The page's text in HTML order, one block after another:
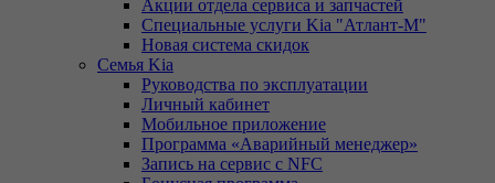
Акции отдела сервиса и запчастей
Специальные услуги Kia "Атлант-М"
Новая система скидок
Семья Kia
Руководства по эксплуатации
Личный кабинет
Мобильное приложение
Программа «Аварийный менеджер»
Запись на сервис с NFC